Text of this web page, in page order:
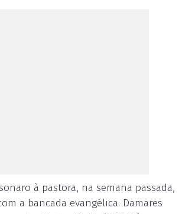
à pastora, na semana passada,
a bancada evangélica. Damares